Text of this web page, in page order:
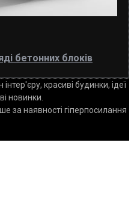
бетонних блоків
красиві будинки, ідеї
новинки.
за наявності гіперпосилання